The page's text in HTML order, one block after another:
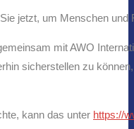
jetzt, um Menschen
mit AWO
sicherstellen zu
kann das unter https://